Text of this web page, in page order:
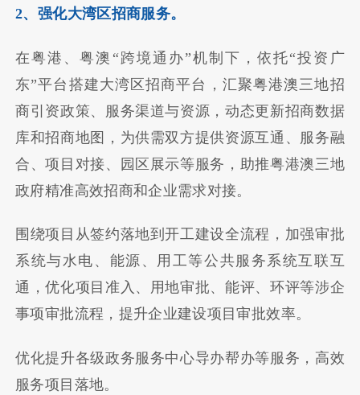
2、强化大湾区招商服务。
在粤港、粤澳“跨境通办”机制下，依托“投资广
东”平台搭建大湾区招商平台，汇聚粤港澳三地招
商引资政策、服务渠道与资源，动态更新招商数据
库和招商地图，为供需双方提供资源互通、服务融
合、项目对接、园区展示等服务，助推粤港澳三地
政府精准高效招商和企业需求对接。
围绕项目从签约落地到开工建设全流程，加强审批
系统与水电、能源、用工等公共服务系统互联互
通，优化项目准入、用地审批、能评、环评等涉企
事项审批流程，提升企业建设项目审批效率。
优化提升各级政务服务中心导办帮办等服务，高效
服务项目落地。